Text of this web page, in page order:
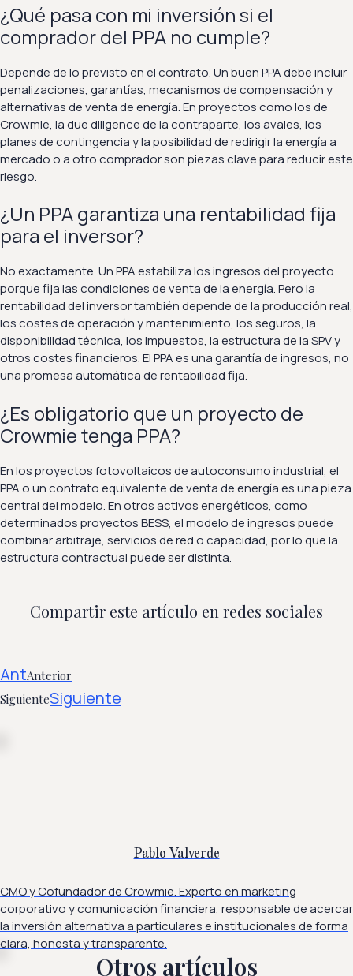
¿Qué pasa con mi inversión si el
comprador del PPA no cumple?
Depende de lo previsto en el contrato. Un buen PPA debe incluir
penalizaciones, garantías, mecanismos de compensación y
alternativas de venta de energía. En proyectos como los de
Crowmie, la due diligence de la contraparte, los avales, los
planes de contingencia y la posibilidad de redirigir la energía a
mercado o a otro comprador son piezas clave para reducir este
riesgo.
¿Un PPA garantiza una rentabilidad fija
para el inversor?
No exactamente. Un PPA estabiliza los ingresos del proyecto
porque fija las condiciones de venta de la energía. Pero la
rentabilidad del inversor también depende de la producción real,
los costes de operación y mantenimiento, los seguros, la
disponibilidad técnica, los impuestos, la estructura de la SPV y
otros costes financieros. El PPA es una garantía de ingresos, no
una promesa automática de rentabilidad fija.
¿Es obligatorio que un proyecto de
Crowmie tenga PPA?
En los proyectos fotovoltaicos de autoconsumo industrial, el
PPA o un contrato equivalente de venta de energía es una pieza
central del modelo. En otros activos energéticos, como
determinados proyectos BESS, el modelo de ingresos puede
combinar arbitraje, servicios de red o capacidad, por lo que la
estructura contractual puede ser distinta.
Compartir este artículo en redes sociales
AntAnterior
SiguienteSiguiente
Pablo Valverde
CMO y Cofundador de Crowmie. Experto en marketing
corporativo y comunicación financiera, responsable de acercar
la inversión alternativa a particulares e institucionales de forma
clara, honesta y transparente.
Otros artículos